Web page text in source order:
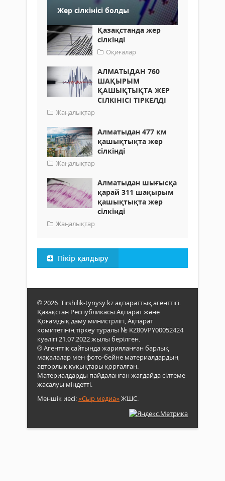
Жер сілкінісі болды
Қазақстанда жер
сілкінді
Оқиғалар
АЛМАТЫДАН 760
ШАҚЫРЫМ
ҚАШЫҚТЫҚТА ЖЕР
СІЛКІНІСІ ТІРКЕЛДІ
Жаңалықтар
Алматыдан 477 км
қашықтықта жер
сілкінді
Жаңалықтар
Алматыдан шығысқа
қарай 311 шақырым
қашықтықта жер
сілкінді
Жаңалықтар
Пікір қалдыру
© 2026. Tirshilik-tynysy.kz ақпараттық агенттігі.
Қазақстан Республикасы Ақпарат және
Қоғамдық даму министрлігі, Ақпарат
комитетінің тіркеу туралы № KZ80VPY00052424
куәлігі 21.07.2022 жылы берілген.
® Агенттік сайтында жарияланған барлық
мақалалар мен фото-бейне материалдардың
авторлық құқықтары қорғалған.
Материалдарды пайдаланған жағдайда сілтеме
жасалуы міндетті.
Меншік иесі:«Сыр медиа»ЖШС.